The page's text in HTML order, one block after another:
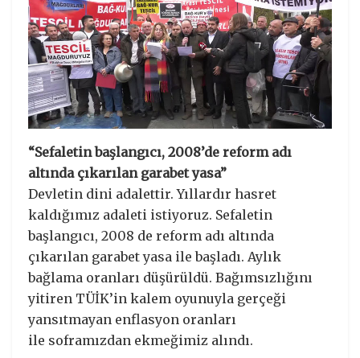
“Sefaletin başlangıcı, 2008’de reform adı
altında çıkarılan garabet yasa”
Devletin dini adalettir. Yıllardır hasret
kaldığımız adaleti istiyoruz. Sefaletin
başlangıcı, 2008 de reform adı altında
çıkarılan garabet yasa ile başladı. Aylık
bağlama oranları düşürüldü. Bağımsızlığını
yitiren TÜİK’in kalem oyunuyla gerçeği
yansıtmayan enflasyon oranları
ile soframızdan ekmeğimiz alındı.